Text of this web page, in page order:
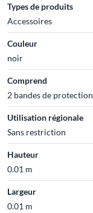
Types de produits
Accessoires
Couleur
noir
Comprend
2 bandes de protection
Utilisation régionale
Sans restriction
Hauteur
0.01 m
Largeur
0.01 m